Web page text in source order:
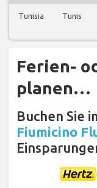
Tunisia Tunis
Ferien-
planen…
Buchen Sie
Fiumicino